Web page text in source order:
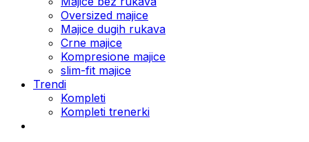
Oversized majice
Majice dugih rukava
Crne majice
Kompresione majice
slim-fit majice
Trendi
Kompleti
Kompleti trenerki